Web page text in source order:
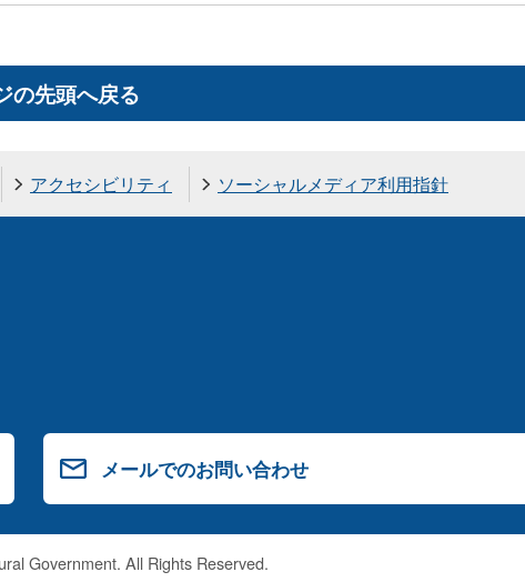
の先頭へ戻る
アクセシビリティ ソーシャルメディア利用指針
メールでのお問い合わせ
Government. All Rights Reserved.